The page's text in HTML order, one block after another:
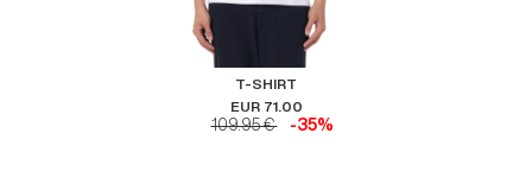
T-SHIRT
EUR 71.00
109.95 € -35%